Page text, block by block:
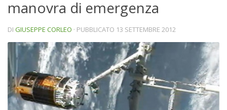
manovra di emergenza
DI GIUSEPPE CORLEO · PUBBLICATO 13 SETTEMBRE 2012